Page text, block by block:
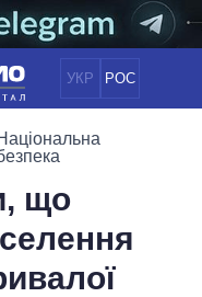
УКР РОС
що